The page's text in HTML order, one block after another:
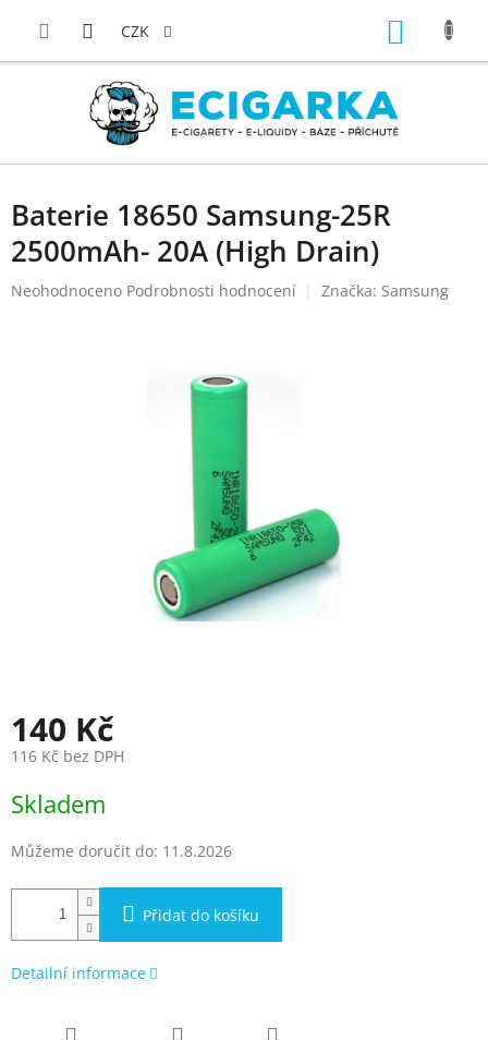
CZK
Baterie 18650 Samsung-25R
2500mAh- 20A (High Drain)
Průměrné
Neohodnoceno Podrobnosti hodnocení Značka: Samsung
140 Kč
116 Kč bez DPH
cena:
Skladem
Můžeme doručit do: 11.8.2026
Přidat do košíku
Detailní informace